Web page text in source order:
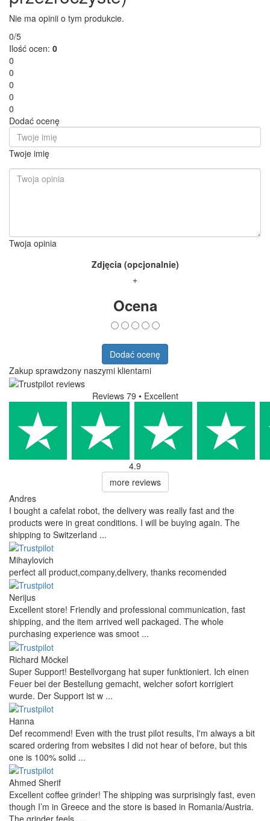
Nie ma opinii o tym produkcie.
0/5
Ilość ocen: 0
0
0
0
0
0
Dodać ocenę
Twoje imię
Twoja opinia
Zdjęcia (opcjonalnie)
+
Ocena
Dodać ocenę
Zakup sprawdzony naszymi klientami
Reviews 79 • Excellent
4.9
more reviews
Andres
I bought a cafelat robot, the delivery was really fast and the
products were in great conditions. I will be buying again. The
shipping to Switzerland ...
Mihaylovich
perfect all product,company,delivery, thanks recomended
Nerijus
Excellent store! Friendly and professional communication, fast
shipping, and the item arrived well packaged. The whole
purchasing experience was smoot ...
Richard Möckel
Super Support! Bestellvorgang hat super funktioniert. Ich einen
Feuer bei der Bestellung gemacht, welcher sofort korrigiert
wurde. Der Support ist w ...
Hanna
Def recommend! Even with the trust pilot results, I'm always a bit
scared ordering from websites I did not hear of before, but this
one is 100% solid ...
Ahmed Sherif
Excellent coffee grinder! The shipping was surprisingly fast, even
though I’m in Greece and the store is based in Romania/Austria.